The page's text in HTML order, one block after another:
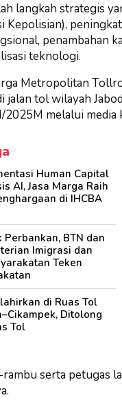
langkah strategis
Kepolisian),
penambahan
teknologi.
Metropolitan
jalan tol wilayah
2025M melalui media
Human Capital
AI, Jasa Marga Raih
di IHCBA
Perbankan, BTN dan
Imigrasi dan
Teken
di Ruas Tol
Ditolong
Tol
serta petugas